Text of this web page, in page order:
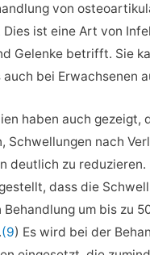
von
ist eine Art von
Gelenke betrifft. Sie
auch bei Erwachsenen
haben auch gezeigt,
Schwellungen nach
deutlich zu reduzieren.
dass die
um bis zu
(9) Es wird bei der